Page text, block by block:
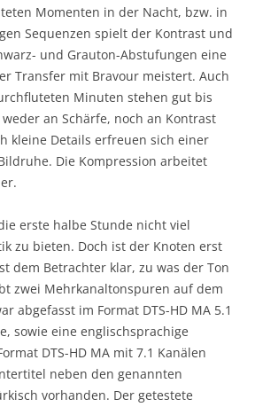
Momenten in der Nacht, bzw. in
Sequenzen spielt der Kontrast und
und Grauton-Abstufungen eine
Transfer mit Bravour meistert. Auch
Minuten stehen gut bis
an Schärfe, noch an Kontrast
kleine Details erfreuen sich einer
Die Kompression arbeitet
erste halbe Stunde nicht viel
zu bieten. Doch ist der Knoten erst
dem Betrachter klar, zu was der Ton
zwei Mehrkanaltonspuren auf dem
abgefasst im Format DTS-HD MA 5.1
sowie eine englischsprachige
DTS-HD MA mit 7.1 Kanälen
neben den genannten
vorhanden. Der getestete